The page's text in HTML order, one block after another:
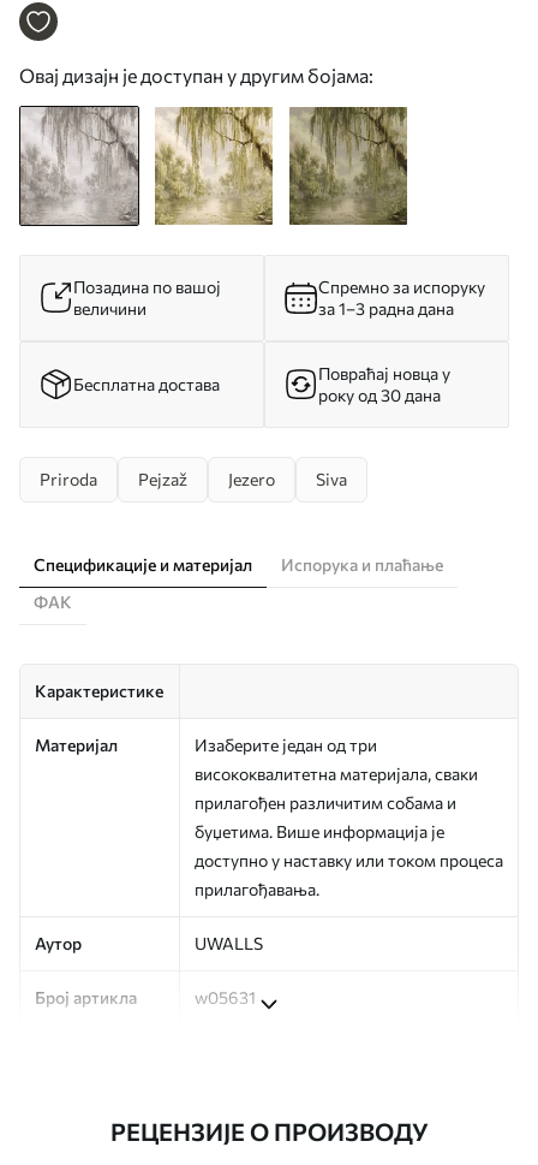
изнад мирне воде бр. w05631
Овај дизајн је доступан у другим бојама:
Позадина по вашој
величини
Спремно за испоруку
за 1–3 радна дана
Бесплатна достава
Повраћај новца у
року од 30 дана
Priroda Pejzaž Jezero Siva
Спецификације и материјал
Испорука и плаћање
ФАК
Карактеристике
Материјал
Изаберите један од три
висококвалитетна материјала, сваки
прилагођен различитим собама и
буџетима. Више информација је
доступно у наставку или током процеса
прилагођавања.
Аутор UWALLS
Број артикла w05631
РЕЦЕНЗИЈЕ О ПРОИЗВОДУ